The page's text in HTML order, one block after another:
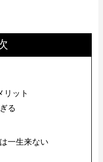
リット
る
一生来ない